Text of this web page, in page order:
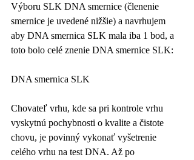
Výboru SLK DNA smernice (členenie
smernice je uvedené nižšie) a navrhujem
aby DNA smernica SLK mala iba 1 bod, a
toto bolo celé znenie DNA smernice SLK:
DNA smernica SLK
Chovateľ vrhu, kde sa pri kontrole vrhu
vyskytnú pochybnosti o kvalite a čistote
chovu, je povinný vykonať vyšetrenie
celého vrhu na test DNA. Až po